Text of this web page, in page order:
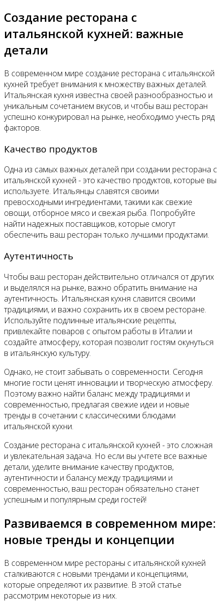
Создание ресторана с
итальянской кухней: важные
детали
В современном мире создание ресторана с итальянской
кухней требует внимания к множеству важных деталей.
Итальянская кухня известна своей разнообразностью и
уникальным сочетанием вкусов, и чтобы ваш ресторан
успешно конкурировал на рынке, необходимо учесть ряд
факторов.
Качество продуктов
Одна из самых важных деталей при создании ресторана с
итальянской кухней - это качество продуктов, которые вы
используете. Итальянцы славятся своими
превосходными ингредиентами, такими как свежие
овощи, отборное мясо и свежая рыба. Попробуйте
найти надежных поставщиков, которые смогут
обеспечить ваш ресторан только лучшими продуктами.
Аутентичность
Чтобы ваш ресторан действительно отличался от других
и выделялся на рынке, важно обратить внимание на
аутентичность. Итальянская кухня славится своими
традициями, и важно сохранить их в своем ресторане.
Используйте подлинные итальянские рецепты,
привлекайте поваров с опытом работы в Италии и
создайте атмосферу, которая позволит гостям окунуться
в итальянскую культуру.
Однако, не стоит забывать о современности. Сегодня
многие гости ценят инновации и творческую атмосферу.
Поэтому важно найти баланс между традициями и
современностью, предлагая свежие идеи и новые
тренды в сочетании с классическими блюдами
итальянской кухни.
Создание ресторана с итальянской кухней - это сложная
и увлекательная задача. Но если вы учтете все важные
детали, уделите внимание качеству продуктов,
аутентичности и балансу между традициями и
современностью, ваш ресторан обязательно станет
успешным и популярным среди гостей!
Развиваемся в современном мире:
новые тренды и концепции
В современном мире рестораны с итальянской кухней
сталкиваются с новыми трендами и концепциями,
которые определяют их развитие. В этой статье
рассмотрим некоторые из них.